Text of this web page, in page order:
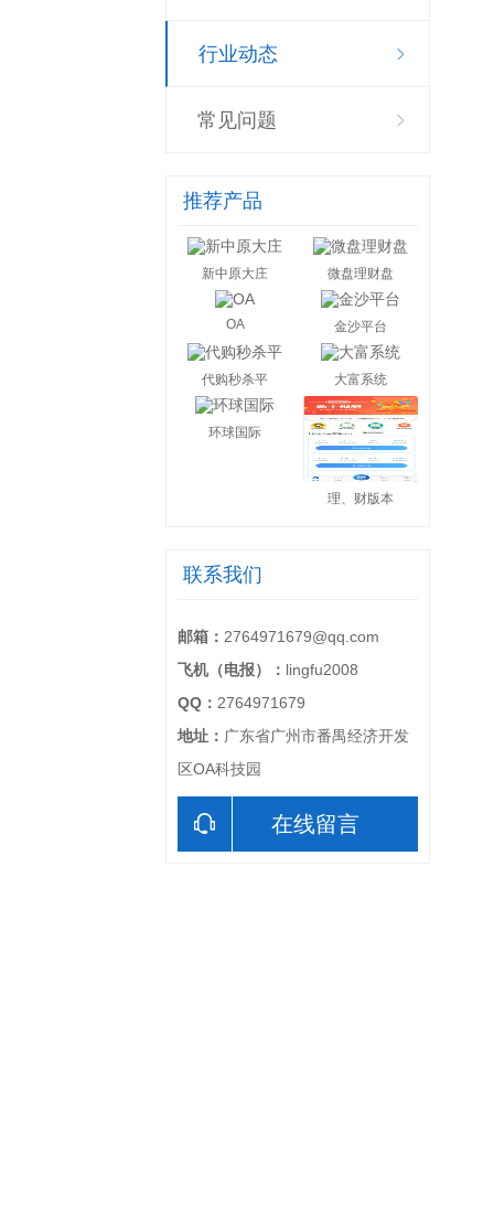
行业动态
常见问题
推荐产品
新中原大庄 微盘理财盘
OA 金沙平台
代购秒杀平 大富系统
环球国际
理、财版本
联系我们
邮箱： 2764971679@qq.com
飞机（电报）： lingfu2008
QQ： 2764971679
地址： 广东省广州市番禺经济开发
区OA科技园
在线留言